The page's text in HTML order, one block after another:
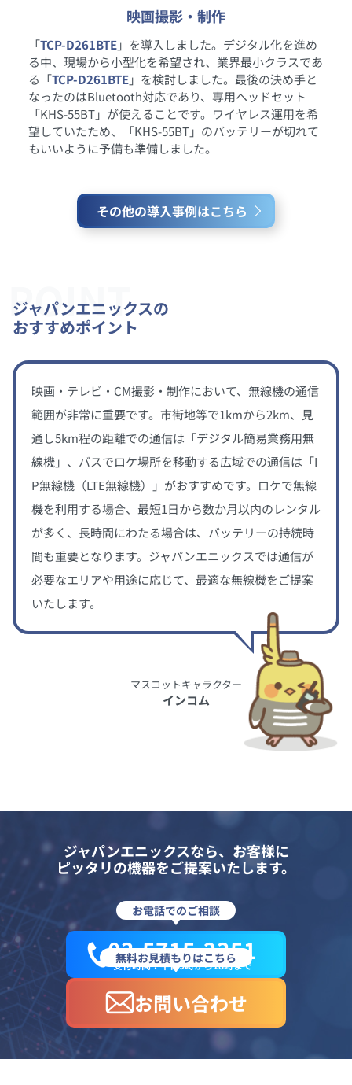
映画撮影・制作
「TCP-D261BTE」を導入しました。デジタル化を進め
る中、現場から小型化を希望され、業界最小クラスであ
る「TCP-D261BTE」を検討しました。最後の決め手と
なったのはBluetooth対応であり、専用ヘッドセット
「KHS-55BT」が使えることです。ワイヤレス運用を希
望していたため、「KHS-55BT」のバッテリーが切れて
もいいように予備も準備しました。
その他の導入事例はこちら
POINT
ジャパンエニックスの
おすすめポイント
マスコットキャラクター
インコム
映画・テレビ・CM撮影・制作において、無線機の通信
範囲が非常に重要です。市街地等で1kmから2km、見
通し5km程の距離での通信は「デジタル簡易業務用無
線機」、バスでロケ場所を移動する広域での通信は「I
P無線機（LTE無線機）」がおすすめです。ロケで無線
機を利用する場合、最短1日から数か月以内のレンタル
が多く、長時間にわたる場合は、バッテリーの持続時
間も重要となります。ジャパンエニックスでは通信が
必要なエリアや用途に応じて、最適な無線機をご提案
いたします。
ジャパンエニックスなら、お客様に
ピッタリの機器をご提案いたします。
お電話でのご相談
03-5715-2351
受付時間：平日9時から18時まで
無料お見積もりはこちら
お問い合わせ